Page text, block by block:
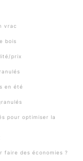
vrac
bois
prix
en été
pour optimiser la
faire des économies ?